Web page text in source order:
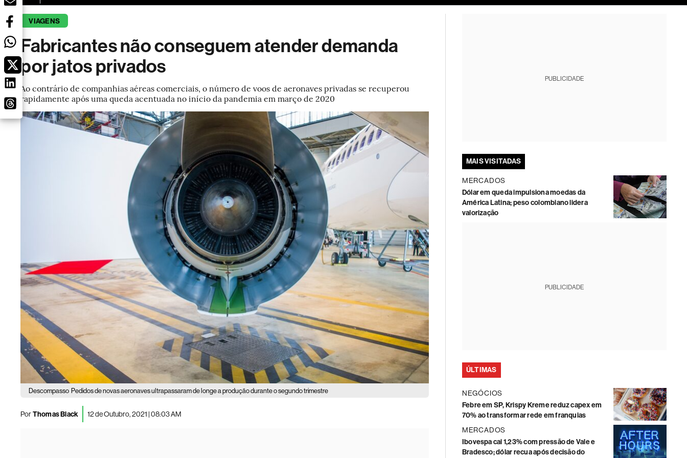
VIAGENS
Fabricantes não conseguem atender demanda
por jatos privados
Ao contrário de companhias aéreas comerciais, o número de voos de aeronaves privadas se recuperou
rapidamente após uma queda acentuada no início da pandemia em março de 2020
Descompasso Pedidos de novas aeronaves ultrapassaram de longe a produção durante o segundo trimestre
PorThomas Black 12 de Outubro, 2021 | 08:03 AM
PUBLICIDADE
MAIS VISITADAS
MERCADOS
Dólar em queda impulsiona moedas da
América Latina; peso colombiano lidera
valorização
PUBLICIDADE
ÚLTIMAS
NEGÓCIOS
Febre em SP, Krispy Kreme reduz capex em
70% ao transformar rede em franquias
MERCADOS
Ibovespa cai 1,23% com pressão de Vale e
Bradesco; dólar recua após decisão do